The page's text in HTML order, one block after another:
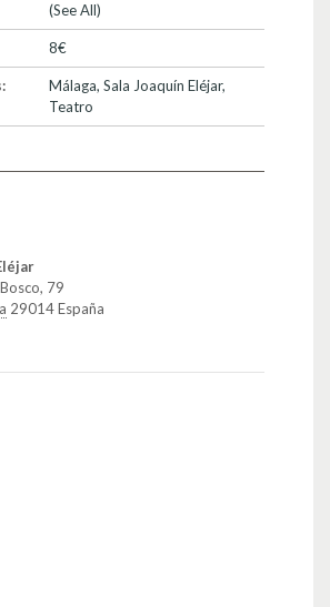
(See All)
8€
Málaga, Sala Joaquín Eléjar,
Teatro
79
29014España